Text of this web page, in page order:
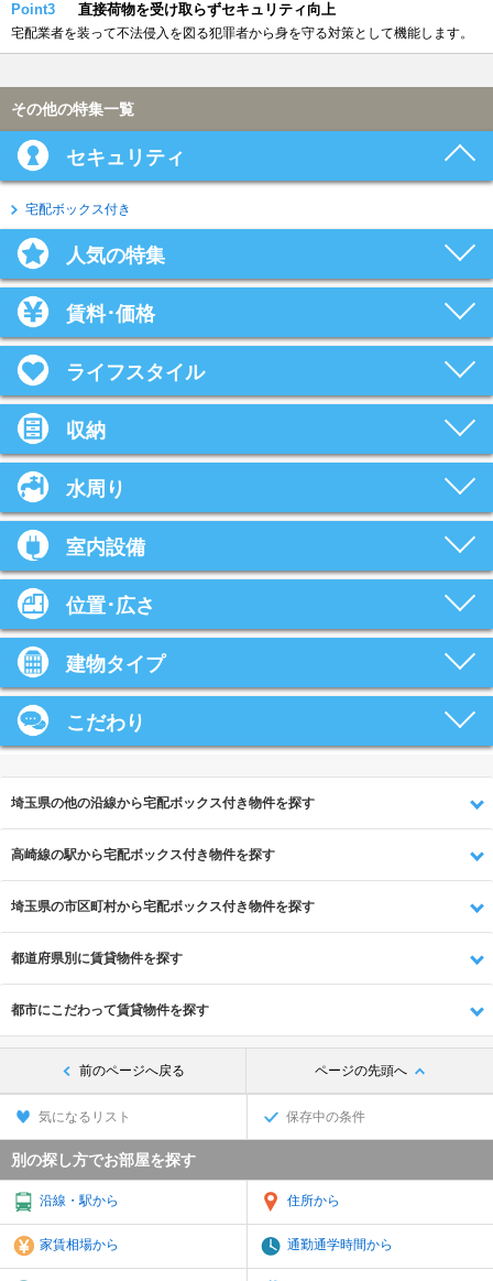
Point3 直接荷物を受け取らずセキュリティ向上
宅配業者を装って不法侵入を図る犯罪者から身を守る対策として機能します。
その他の特集一覧
セキュリティ
宅配ボックス付き
人気の特集
賃料･価格
ライフスタイル
収納
水周り
室内設備
位置･広さ
建物タイプ
こだわり
埼玉県の他の沿線から宅配ボックス付き物件を探す
高崎線の駅から宅配ボックス付き物件を探す
埼玉県の市区町村から宅配ボックス付き物件を探す
都道府県別に賃貸物件を探す
都市にこだわって賃貸物件を探す
前のページへ戻る ページの先頭へ
気になるリスト 保存中の条件
別の探し方でお部屋を探す
沿線・駅から 住所から
家賃相場から 通勤通学時間から